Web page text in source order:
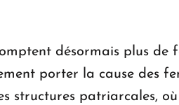
désormais plus de
porter la cause des
structures patriarcales,